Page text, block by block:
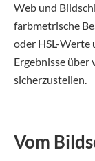
Web und
farbmetrische
oder HSL-Werte
Ergebnisse über
sicherzustellen.
Vom